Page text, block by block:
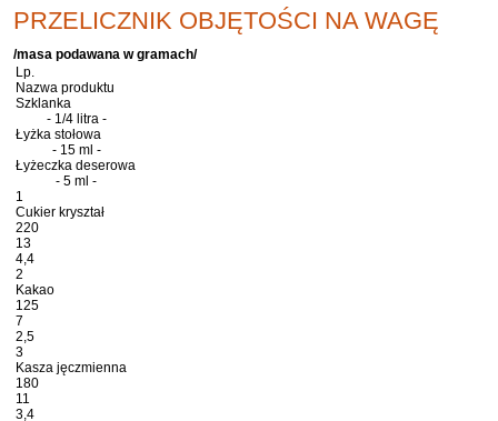
PRZELICZNIK OBJĘTOŚCI NA WAGĘ
/masa podawana w gramach/
Lp.
Nazwa produktu
Szklanka
- 1/4 litra -
Łyżka stołowa
- 15 ml -
Łyżeczka deserowa
- 5 ml -
1
Cukier kryształ
220
13
4,4
2
Kakao
125
7
2,5
3
Kasza jęczmienna
180
11
3,4